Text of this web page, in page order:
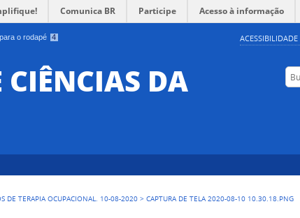
o rodapé 4 ACESSIBILIDADE
Comunica BR Participe Acesso à informação
CIÊNCIAS DA
DE TERAPIA OCUPACIONAL. 10-08-2020 >CAPTURA DE TELA 2020-08-10 10.30.18.PNG